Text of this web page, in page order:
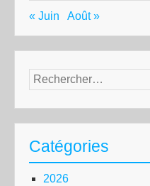
« Juin Août »
Rechercher :
Catégories
2026